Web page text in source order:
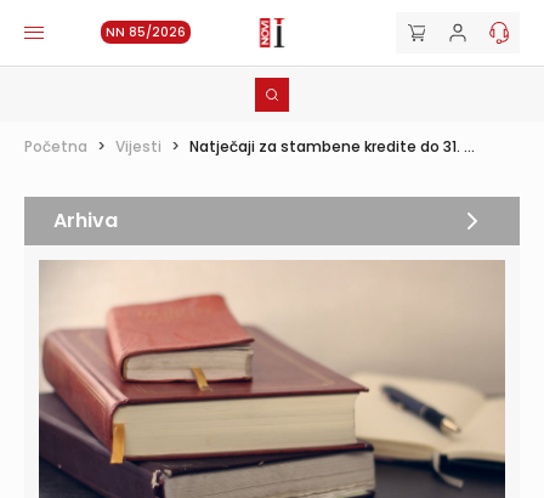
NN 85/2026
Početna > Vijesti > Natječaji za stambene kredite do 31. ...
Arhiva